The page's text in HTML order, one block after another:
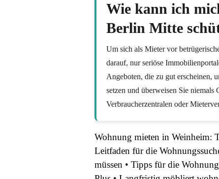
Wie kann ich
Berlin Mitte
Um sich als Mieter vor
darauf, nur seriöse
Angeboten, die zu gut erscheinen,
setzen und überweisen Sie
Verbraucherzentralen oder
Wohnung mieten in Weinheim:
Leitfaden für die
müssen • Tipps für die